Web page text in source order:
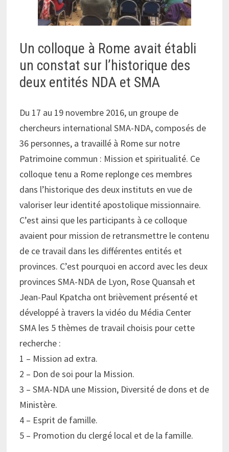
Un colloque à Rome avait établi
un constat sur l’historique des
deux entités NDA et SMA
Du 17 au 19 novembre 2016, un groupe de
chercheurs international SMA-NDA, composés de
36 personnes, a travaillé à Rome sur notre
Patrimoine commun : Mission et spiritualité. Ce
colloque tenu a Rome replonge ces membres
dans l’historique des deux instituts en vue de
valoriser leur identité apostolique missionnaire.
C’est ainsi que les participants à ce colloque
avaient pour mission de retransmettre le contenu
de ce travail dans les différentes entités et
provinces. C’est pourquoi en accord avec les deux
provinces SMA-NDA de Lyon, Rose Quansah et
Jean-Paul Kpatcha ont brièvement présenté et
développé à travers la vidéo du Média Center
SMA les 5 thèmes de travail choisis pour cette
recherche :
1 – Mission ad extra.
2 – Don de soi pour la Mission.
3 – SMA-NDA une Mission, Diversité de dons et de
Ministère.
4 – Esprit de famille.
5 – Promotion du clergé local et de la famille.